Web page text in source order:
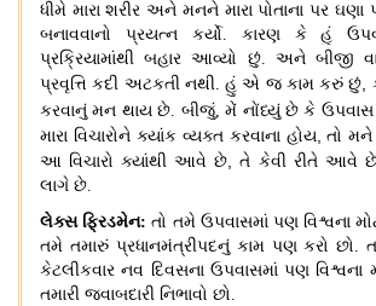
ધીમે મારા શરીર અને મનને મારા પોતાના પર ઘણા
બનાવવાનો પ્રયત્ન કર્યો. કારણ કે હું
પ્રક્રિયામાંથી બહાર આવ્યો છું. અને બીજી
પ્રવૃત્તિ કદી અટકતી નથી. હું એ જ કામ કરું છું,
કરવાનું મન થાય છે. બીજું,મેં નોંધ્યું છે કે ઉપવાસ
મારા વિચારોને ક્યાંક વ્યક્ત કરવાના હોય,તો
આ વિચારો ક્યાંથી આવે છે,તે કેવી રીતે આવે
લાગે છે.
લેક્સ ફ્રિડમેન:તો તમે ઉપવાસમાં પણ વિશ્વના
તમે તમારું પ્રધાનમંત્રીપદનું કામ પણ કરો છો.
કેટલીકવાર નવ દિવસના ઉપવાસમાં પણ વિશ્વના
તમારી જવાબદારી નિભાવો છો.